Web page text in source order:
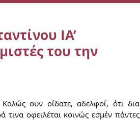
ΙΑ’
του την
τινα οφειλέται κοινώς εσμέν πάντες